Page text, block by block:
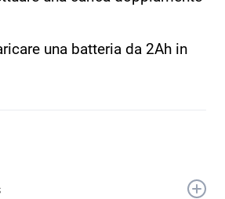
una batteria da 2Ah in